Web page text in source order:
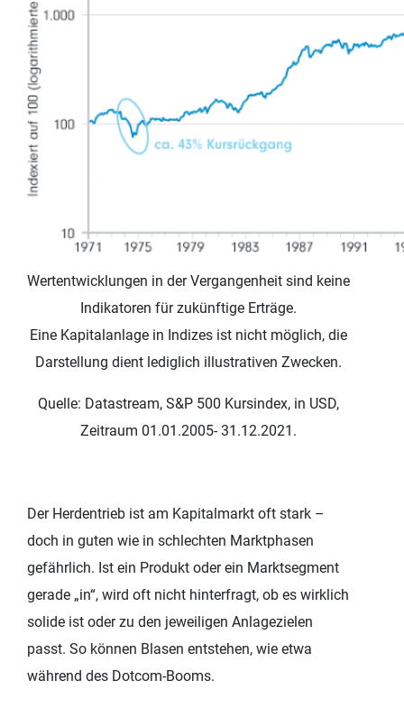
Wertentwicklungen in der Vergangenheit sind keine
Indikatoren für zukünftige Erträge.
Eine Kapitalanlage in Indizes ist nicht möglich, die
Darstellung dient lediglich illustrativen Zwecken.
Quelle: Datastream, S&P 500 Kursindex, in USD,
Zeitraum 01.01.2005- 31.12.2021.
Der Herdentrieb ist am Kapitalmarkt oft stark –
doch in guten wie in schlechten Marktphasen
gefährlich. Ist ein Produkt oder ein Marktsegment
gerade „in“, wird oft nicht hinterfragt, ob es wirklich
solide ist oder zu den jeweiligen Anlagezielen
passt. So können Blasen entstehen, wie etwa
während des Dotcom-Booms.